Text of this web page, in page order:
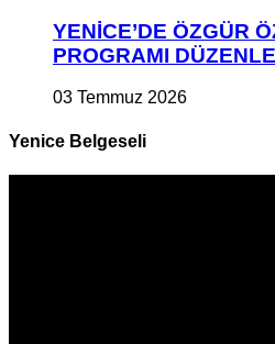
YENİCE’DE ÖZGÜR
PROGRAMI
03 Temmuz 2026
Yenice Belgeseli